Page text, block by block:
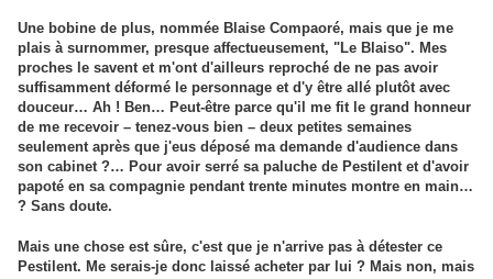
Une bobine de plus, nommée Blaise Compaoré, mais que je me
plais à surnommer, presque affectueusement, "Le Blaiso". Mes
proches le savent et m'ont d'ailleurs reproché de ne pas avoir
suffisamment déformé le personnage et d'y être allé plutôt avec
douceur… Ah ! Ben… Peut-être parce qu'il me fit le grand honneur
de me recevoir – tenez-vous bien – deux petites semaines
seulement après que j'eus déposé ma demande d'audience dans
son cabinet ?… Pour avoir serré sa paluche de Pestilent et d'avoir
papoté en sa compagnie pendant trente minutes montre en main…
? Sans doute.
Mais une chose est sûre, c'est que je n'arrive pas à détester ce
Pestilent. Me serais-je donc laissé acheter par lui ? Mais non, mais